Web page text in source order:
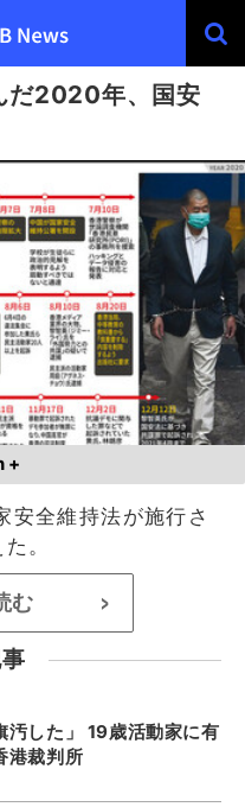
だ2020年、国安
+
安全維持法が施行さ
。
む >
汚した」 19歳活動家に有
港裁判所